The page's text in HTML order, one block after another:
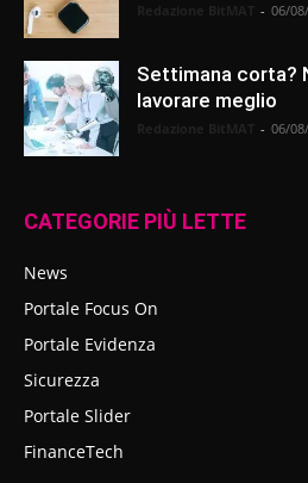
- 06/
Settimana corta?
lavorare meglio
- 06/
CATEGORIE PIÙ LETTE
News
Portale Focus On
Portale Evidenza
Sicurezza
Portale Slider
FinanceTech